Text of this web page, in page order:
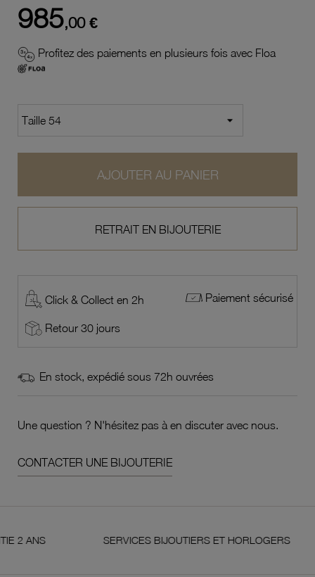
985,00 €
Profitez des paiements en plusieurs fois avec Floa
AJOUTER AU PANIER
RETRAIT EN BIJOUTERIE
Click & Collect en 2h Paiement sécurisé
Retour 30 jours
En stock, expédié sous 72h ouvrées
Une question ? N'hésitez pas à en discuter avec nous.
CONTACTER UNE BIJOUTERIE
SERVICES BIJOUTIERS ET HORLOGERS